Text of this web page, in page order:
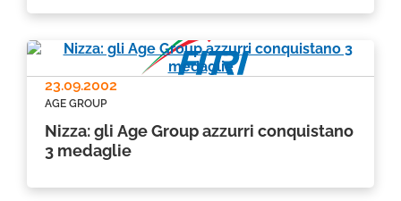
23.09.2002
AGE GROUP
Nizza: gli Age Group azzurri conquistano
3 medaglie